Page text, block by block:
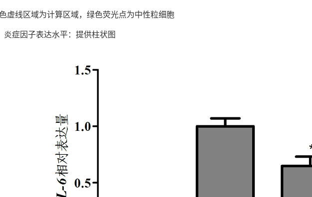
虚线区域为计算区域，绿色荧光点为中性粒细胞
炎症因子表达水平：提供柱状图